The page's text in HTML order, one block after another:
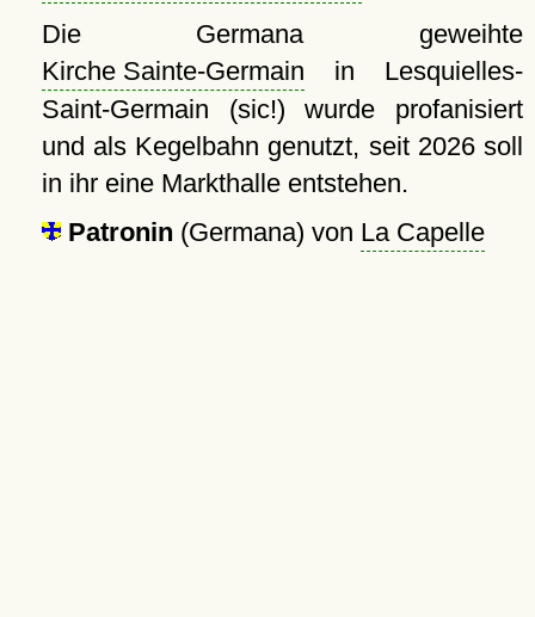
Die Germana geweihte
Kirche Sainte-Germain in Lesquielles-
Saint-Germain (sic!) wurde profanisiert
und als Kegelbahn genutzt, seit 2026 soll
in ihr eine Markthalle entstehen.
Patronin (Germana) von La Capelle